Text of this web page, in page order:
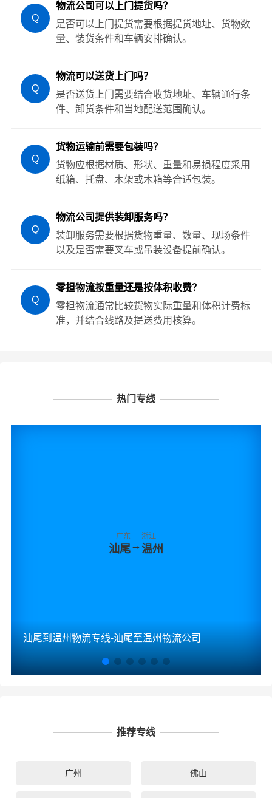
Q
物流公司可以上门提货吗？
是否可以上门提货需要根据提货地址、货物数
量、装货条件和车辆安排确认。
Q
物流可以送货上门吗？
是否送货上门需要结合收货地址、车辆通行条
件、卸货条件和当地配送范围确认。
Q
货物运输前需要包装吗？
货物应根据材质、形状、重量和易损程度采用
纸箱、托盘、木架或木箱等合适包装。
Q
物流公司提供装卸服务吗？
装卸服务需要根据货物重量、数量、现场条件
以及是否需要叉车或吊装设备提前确认。
Q
零担物流按重量还是按体积收费？
零担物流通常比较货物实际重量和体积计费标
准，并结合线路及提送费用核算。
热门专线
广东
汕尾→
浙江
温州
汕尾到温州物流专线-汕尾至温州物流公司
推荐专线
广州 佛山